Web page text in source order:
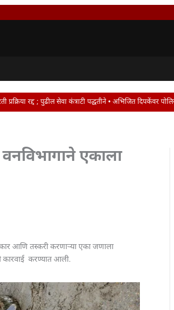
सेवा कंत्राटी पद्धतीने • अभिजित दिपकेंवर पोलिसांची करडी
एकाला
आणि तस्करी करणाऱ्या एका जणाला
कारवाई करण्यात आली.